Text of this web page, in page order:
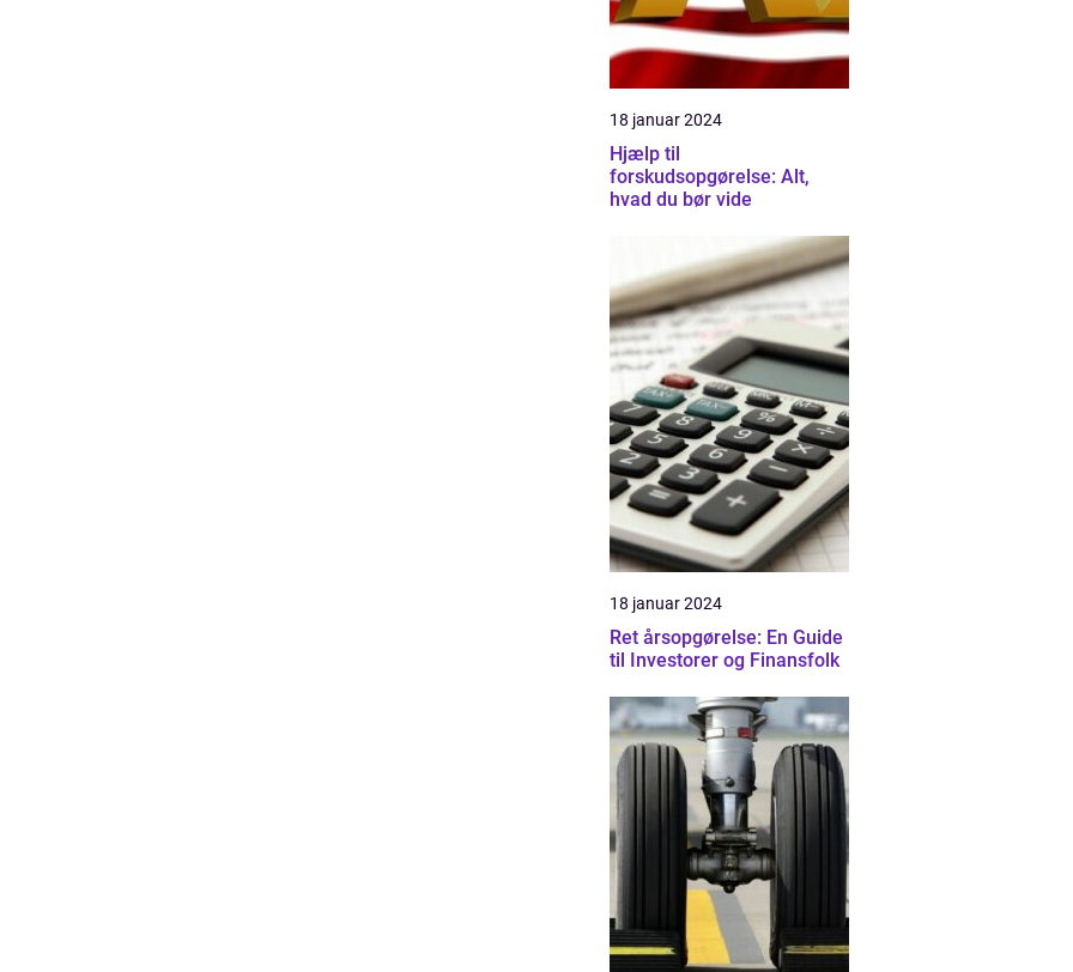
18 januar 2024
Hjælp til
forskudsopgørelse: Alt,
hvad du bør vide
18 januar 2024
Ret årsopgørelse: En Guide
til Investorer og Finansfolk